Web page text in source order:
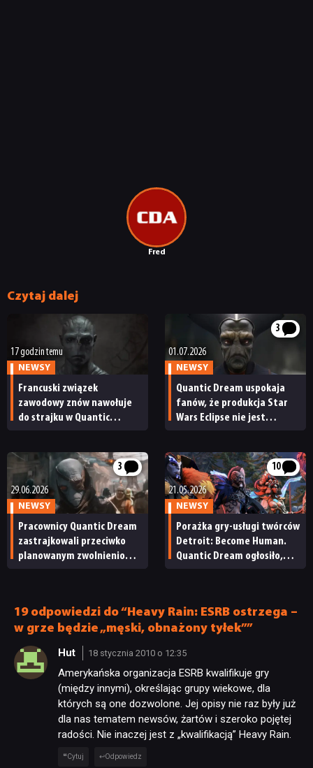
NEWSY
Fred
Czytaj dalej
17 godzin temu
NEWSY
Francuski związek
zawodowy znów nawołuje
do strajku w Quantic
3
01.07.2026
NEWSY
Quantic Dream uspokaja
fanów, że produkcja Star
Wars Eclipse nie jest
z planami”
3
29.06.2026
NEWSY
Pracownicy Quantic Dream
zastrajkowali przeciwko
planowanym zwolnieniom.
10
21.05.2026
NEWSY
Porażka gry-usługi twórców
Detroit: Become Human.
Quantic Dream ogłosiło,
zamknięte
19 odpowiedzi do “Heavy Rain: ESRB ostrzega –
w grze będzie „męski, obnażony tyłek””
Hut 18 stycznia 2010 o 12:35
Amerykańska organizacja ESRB kwalifikuje gry
(między innymi), określając grupy wiekowe, dla
których są one dozwolone. Jej opisy nie raz były już
dla nas tematem newsów, żartów i szeroko pojętej
radości. Nie inaczej jest z „kwalifikacją” Heavy Rain.
Cytuj Odpowiedz